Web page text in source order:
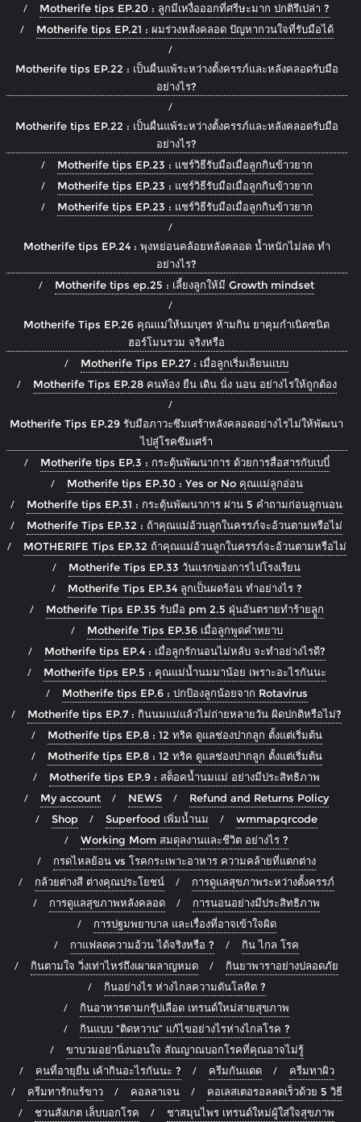
Motherife tips EP.20 : ลูกมีเหงื่อออกที่ศรีษะมาก ปกติรึเปล่า ?
Motherife tips EP.21 : ผมร่วงหลังคลอด ปัญหากวนใจที่รับมือได้
Motherife tips EP.22 : เป็นผื่นแพ้ระหว่างตั้งครรภ์และหลังคลอดรับมือ
อย่างไร?
Motherife tips EP.22 : เป็นผื่นแพ้ระหว่างตั้งครรภ์และหลังคลอดรับมือ
อย่างไร?
Motherife tips EP.23 : แชร์วิธีรับมือเมื่อลูกกินข้าวยาก
Motherife tips EP.23 : แชร์วิธีรับมือเมื่อลูกกินข้าวยาก
Motherife tips EP.23 : แชร์วิธีรับมือเมื่อลูกกินข้าวยาก
Motherife tips EP.24 : พุงหย่อนคล้อยหลังคลอด น้ำหนักไม่ลด ทำ
อย่างไร?
Motherife tips ep.25 : เลี้ยงลูกให้มี Growth mindset
Motherife Tips EP.26 คุณแม่ให้นมบุตร ห้ามกิน ยาคุมกำเนิดชนิด
ฮอร์โมนรวม จริงหรือ
Motherife Tips EP.27 : เมื่อลูกเริ่มเลียนแบบ
Motherife Tips EP.28 คนท้อง ยืน เดิน นั่ง นอน อย่างไรให้ถูกต้อง
Motherife Tips EP.29 รับมือภาวะซึมเศร้าหลังคลอดอย่างไรไม่ให้พัฒนา
ไปสู่โรคซึมเศร้า
Motherife tips EP.3 : กระตุ้นพัฒนาการ ด้วยการสื่อสารกับเบบี๋
Motherife tips EP.30 : Yes or No คุณแม่ลูกอ่อน
Motherife tips EP.31 : กระตุ้นพัฒนาการ ผ่าน 5 คำถามก่อนลูกนอน
Motherife Tips EP.32 : ถ้าคุณแม่อ้วนลูกในครรภ์จะอ้วนตามหรือไม่
MOTHERIFE Tips EP.32 ถ้าคุณแม่อ้วนลูกในครรภ์จะอ้วนตามหรือไม่
Motherife Tips EP.33 วันแรกของการไปโรงเรียน
Motherife Tips EP.34 ลูกเป็นผดร้อน ทำอย่างไร ?
Motherife Tips EP.35 รับมือ pm 2.5 ฝุ่นอันตรายทำร้ายลููก
Motherife Tips EP.36 เมื่อลูกพูดคำหยาบ
Motherife tips EP.4 : เมื่อลูกรักนอนไม่หลับ จะทำอย่างไรดี?
Motherife tips EP.5 : คุณแม่น้ำนมมาน้อย เพราะอะไรกันนะ
Motherife tips EP.6 : ปกป้องลูกน้อยจาก Rotavirus
Motherife tips EP.7 : กินนมแม่แล้วไม่ถ่ายหลายวัน ผิดปกติหรือไม่?
Motherife tips EP.8 : 12 ทริค ดูแลช่องปากลูก ตั้งแต่เริ่มต้น
Motherife tips EP.8 : 12 ทริค ดูแลช่องปากลูก ตั้งแต่เริ่มต้น
Motherife tips EP.9 : สต็อคน้ำนมแม่ อย่างมีประสิทธิภาพ
My account
NEWS
Refund and Returns Policy
Shop
Superfood เพิ่มน้ำนม
wmmapqrcode
Working Mom สมดุลงานและชีวิต อย่างไร ?
กรดไหลย้อน vs โรคกระเพาะอาหาร ความคล้ายที่แตกต่าง
กล้วยต่างสี ต่างคุณประโยชน์
การดูแลสุขภาพระหว่างตั้งครรภ์
การดูแลสุขภาพหลังคลอด
การนอนอย่างมีประสิทธิภาพ
การปฐมพยาบาล และเรื่องที่อาจเข้าใจผิด
กาแฟลดความอ้วน ได้จริงหรือ ?
กิน ไกล โรค
กินตามใจ วิ่งเท่าไหร่ถึงเผาผลาญหมด
กินยาพาราอย่างปลอดภัย
กินอย่างไร ห่างไกลความดันโลหิต ?
กินอาหารตามกรุ๊ปเลือด เทรนด์ใหม่สายสุขภาพ
กินแบบ “ติดหวาน” แก้ไขอย่างไรห่างไกลโรค ?
ขาบวมอย่านิ่งนอนใจ สัณญาณบอกโรคที่คุณอาจไม่รู้
คนที่อายุยืน เค้ากินอะไรกันนะ ?
ครีมกันแดด
ครีมทาผิว
ครีมทารักแร้ขาว
คอลลาเจน
คอเลสเตอรอลลดเร็วด้วย 5 วิธี
ชวนสังเกต เล็บบอกโรค
ชาสมุนไพร เทรนด์ใหม่ผู้ใส่ใจสุขภาพ